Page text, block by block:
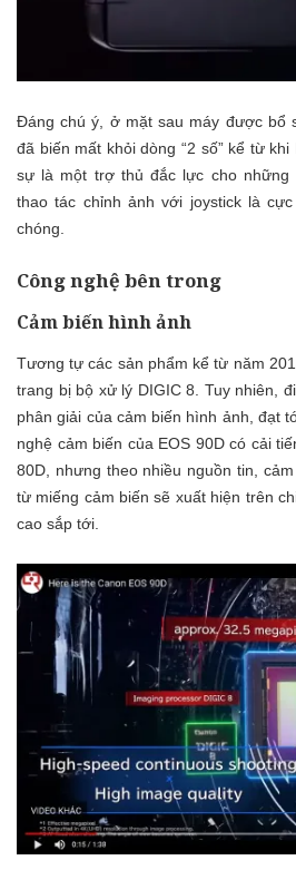
Đáng chú ý, ở mặt sau máy được bổ
đã biến mất khỏi dòng “2 số” kể từ
sự là một trợ thủ đắc lực cho những
thao tác chỉnh ảnh với joystick là
chóng.
Công nghệ bên trong
Cảm biến hình ảnh
Tương tự các sản phẩm kể từ năm
trang bị bộ xử lý DIGIC 8. Tuy nhiên,
phân giải của cảm biến hình ảnh, đạt
nghệ cảm biến của EOS 90D có cải
80D, nhưng theo nhiều nguồn tin,
từ miếng cảm biến sẽ xuất hiện trên
cao sắp tới.